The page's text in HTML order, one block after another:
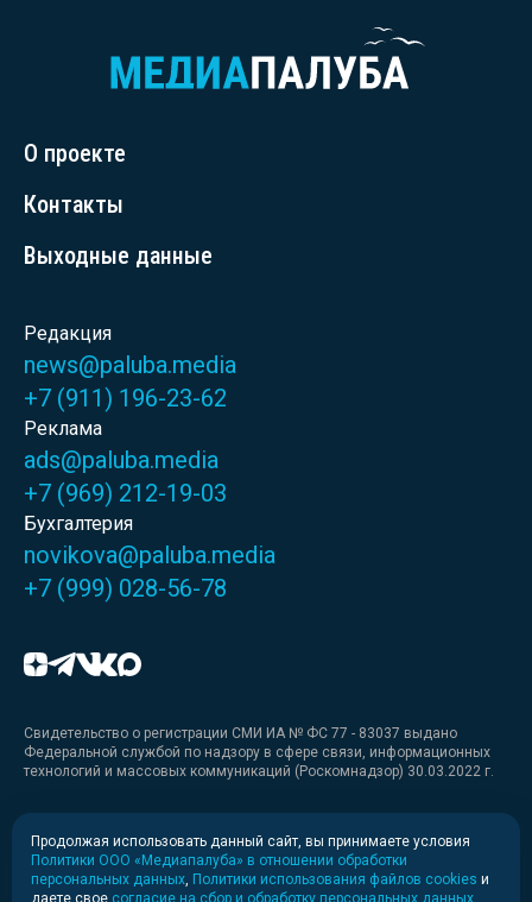
О проекте
Контакты
Выходные данные
Редакция
news@paluba.media
+7 (911) 196-23-62
Реклама
ads@paluba.media
+7 (969) 212-19-03
Бухгалтерия
novikova@paluba.media
+7 (999) 028-56-78
Свидетельство о регистрации СМИ ИА № ФС 77 - 83037 выдано
Федеральной службой по надзору в сфере связи, информационных
технологий и массовых коммуникаций (Роскомнадзор) 30.03.2022 г.
Медиакит
Медиакит для печати
Продолжая использовать данный сайт, вы принимаете условия
Политики ООО «Медиапалуба» в отношении обработки
персональных данных Политики использования файлов cookies и
даете свое согласие на сбор и обработку персональных данных